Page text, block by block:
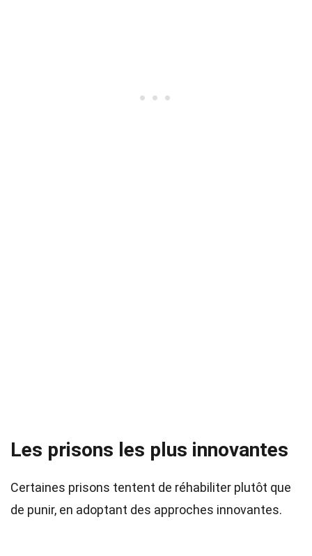
Les prisons les plus innovantes
Certaines prisons tentent de réhabiliter plutôt que
de punir, en adoptant des approches innovantes.